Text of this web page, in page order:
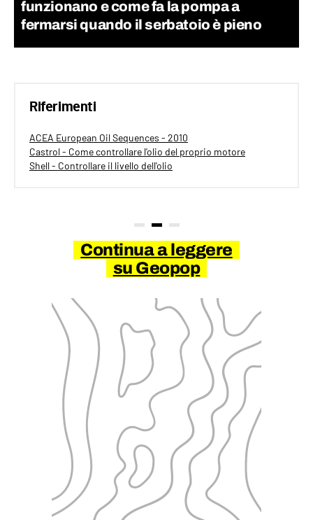
funzionano e come fa la pompa a
fermarsi quando il serbatoio è pieno
Riferimenti
ACEA European Oil Sequences - 2010
Castrol - Come controllare l'olio del proprio motore
Shell - Controllare il livello dell'olio
Continua a leggere
su Geopop